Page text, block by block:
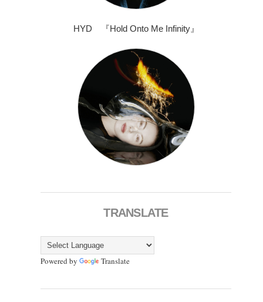
HYD 『Hold Onto Me Infinity』
TRANSLATE
Powered by Translate